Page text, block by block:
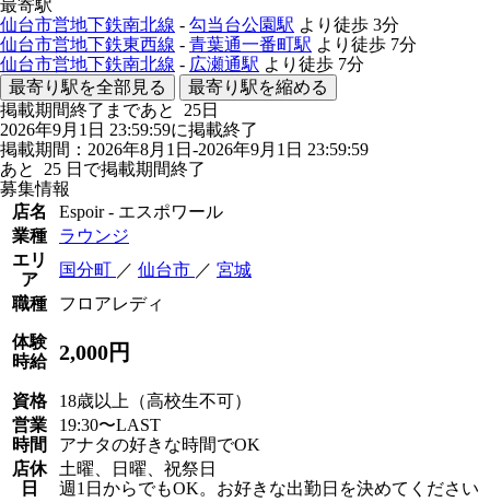
最寄駅
仙台市営地下鉄南北線 - 勾当台公園駅 より徒歩 3分
仙台市営地下鉄東西線 - 青葉通一番町駅 より徒歩 7分
仙台市営地下鉄南北線 - 広瀬通駅 より徒歩 7分
最寄り駅を全部見る
最寄り駅を縮める
掲載期間終了まであと 25日
2026年9月1日 23:59:59に掲載終了
掲載期間：2026年8月1日-2026年9月1日 23:59:59
あと 25 日で掲載期間終了
募集情報
店名
Espoir - エスポワール
業種
ラウンジ
エリ
ア
国分町 ／ 仙台市 ／ 宮城
職種
フロアレディ
体験
時給
2,000円
資格
18歳以上（高校生不可）
営業
時間
19:30〜LAST
アナタの好きな時間でOK
店休
日
土曜、日曜、祝祭日
週1日からでもOK。お好きな出勤日を決めてください